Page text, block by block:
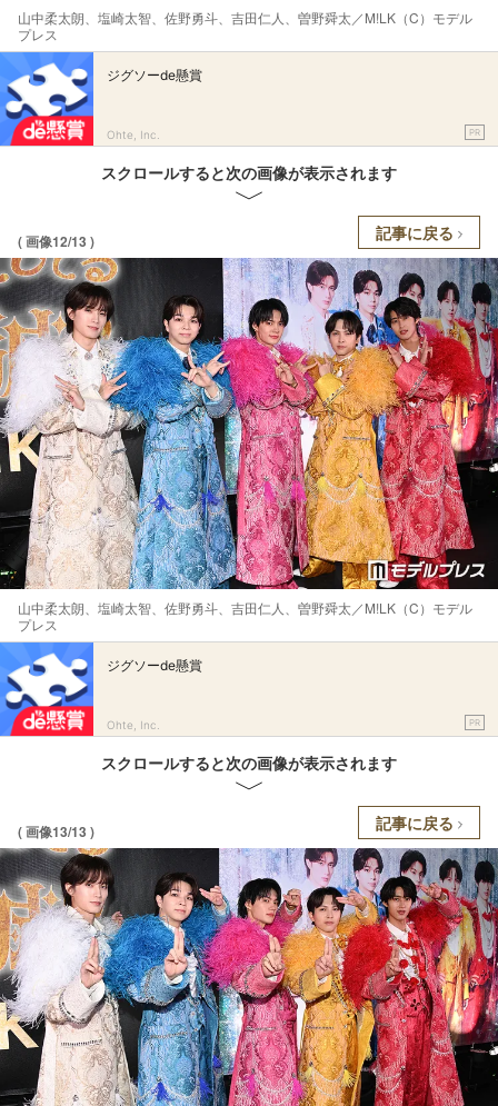
山中柔太朗、塩崎太智、佐野勇斗、吉田仁人、曽野舜太／M!LK（C）モデル
プレス
ジグソーde懸賞
Ohte, Inc. PR
スクロールすると次の画像が表示されます
( 画像12/13 ) 記事に戻る
山中柔太朗、塩崎太智、佐野勇斗、吉田仁人、曽野舜太／M!LK（C）モデル
プレス
ジグソーde懸賞
Ohte, Inc. PR
スクロールすると次の画像が表示されます
( 画像13/13 ) 記事に戻る